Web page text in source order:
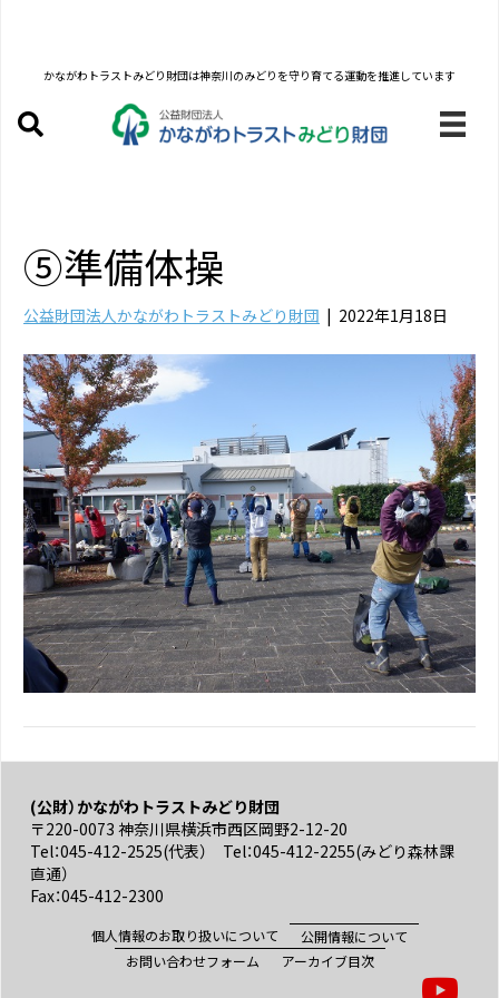
かながわトラストみどり財団は神奈川のみどりを守り育てる運動を推進しています
⑤準備体操
公益財団法人かながわトラストみどり財団 | 2022年1月18日
(公財）かながわトラストみどり財団
〒220-0073 神奈川県横浜市西区岡野2-12-20
Tel：045-412-2525(代表） Tel：045-412-2255(みどり森林課
直通）
Fax：045-412-2300
個人情報のお取り扱いについて
公開情報について
お問い合わせフォーム
アーカイブ目次